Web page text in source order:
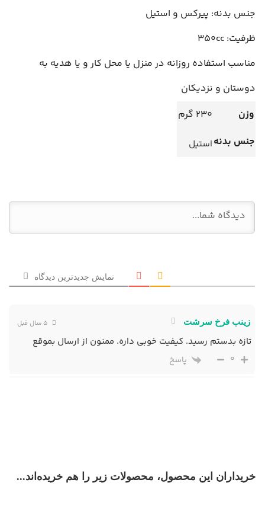
جنس بدنه: پیرکس و استیل
ظرفیت: 350cc
مناسب استفاده روزانه در منزل یا محل کار و یا هدیه به
دوستان و نزدیکان
وزن
230 گرم
جنس بدنهاستیل
نمایش جدیدترین دیدگاه
زینب فرخ سرشت
تازه بدستم رسید. کیفیت خوبی داره. ممنون از ارسال بموقع
0 پاسخ
خریداران این محصول، محصولات زیر را هم خریده‌اند...